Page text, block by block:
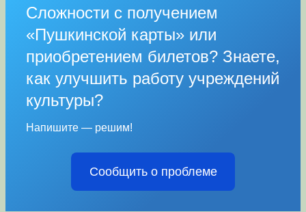
Сложности с получением
«Пушкинской карты» или
приобретением билетов? Знаете,
как улучшить работу учреждений
культуры?
Напишите — решим!
Сообщить о проблеме